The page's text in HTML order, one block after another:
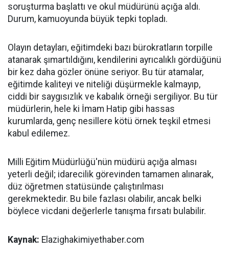
soruşturma başlattı ve okul müdürünü açığa aldı.
Durum, kamuoyunda büyük tepki topladı.
Olayın detayları, eğitimdeki bazı bürokratların torpille
atanarak şımartıldığını, kendilerini ayrıcalıklı gördüğünü
bir kez daha gözler önüne seriyor. Bu tür atamalar,
eğitimde kaliteyi ve niteliği düşürmekle kalmayıp,
ciddi bir saygısızlık ve kabalık örneği sergiliyor. Bu tür
müdürlerin, hele ki İmam Hatip gibi hassas
kurumlarda, genç nesillere kötü örnek teşkil etmesi
kabul edilemez.
Milli Eğitim Müdürlüğü'nün müdürü açığa alması
yeterli değil; idarecilik görevinden tamamen alınarak,
düz öğretmen statüsünde çalıştırılması
gerekmektedir. Bu bile fazlası olabilir, ancak belki
böylece vicdani değerlerle tanışma fırsatı bulabilir.
Kaynak: Elazighakimiyethaber.com